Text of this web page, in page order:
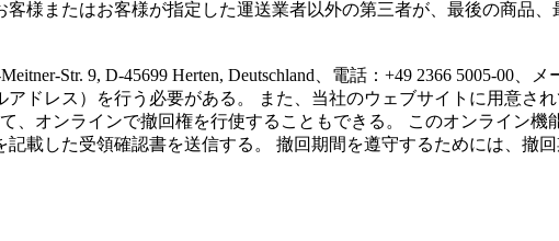
様またはお客様が指定した運送業者以外の第三者が、最後の商品
Str. 9, D-45699 Herten, Deutschland、電話：+49 2366 5005-00、メ
ドレス）を行う必要がある。 また、当社のウェブサイトに用意さ
、オンラインで撤回権を行使することもできる。 このオンライン
載した受領確認書を送信する。 撤回期間を遵守するためには、撤